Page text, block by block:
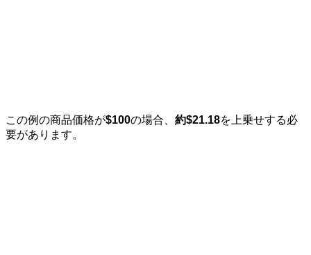
この例の商品価格が$100の場合、 約$21.18を上乗せする必
要があります。